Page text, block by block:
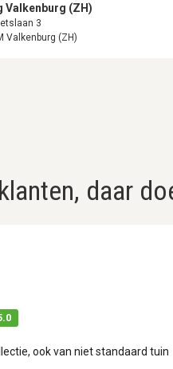
Valkenburg (ZH)
3
Valkenburg (ZH)
daar
ook van niet standaard tuin